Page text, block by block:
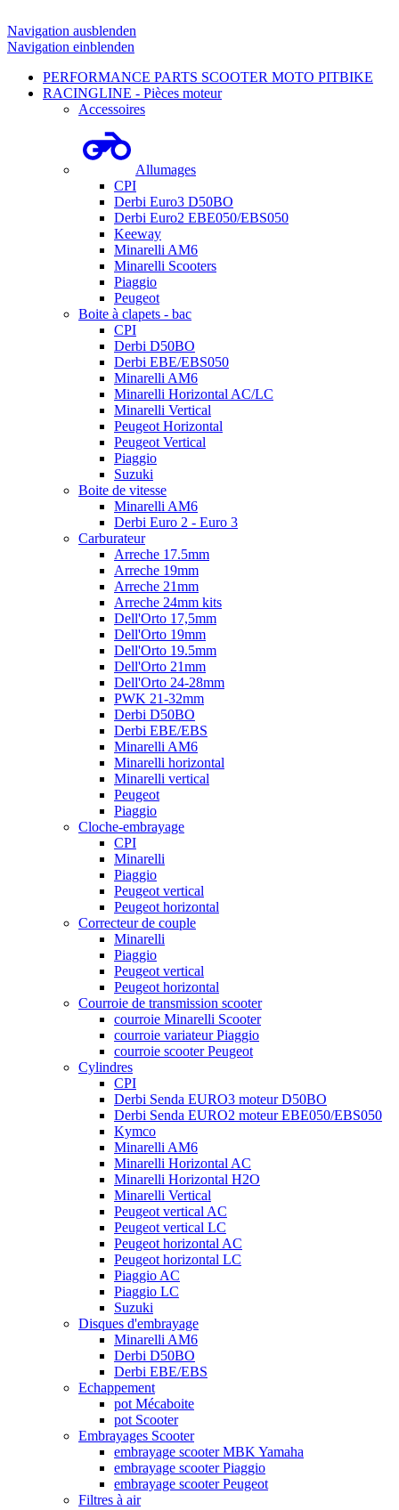
Navigation ausblenden
Navigation einblenden
PERFORMANCE PARTS SCOOTER MOTO PITBIKE
RACINGLINE - Pièces moteur
Accessoires
Allumages
CPI
Derbi Euro3 D50BO
Derbi Euro2 EBE050/EBS050
Keeway
Minarelli AM6
Minarelli Scooters
Piaggio
Peugeot
Boite à clapets - bac
CPI
Derbi D50BO
Derbi EBE/EBS050
Minarelli AM6
Minarelli Horizontal AC/LC
Minarelli Vertical
Peugeot Horizontal
Peugeot Vertical
Piaggio
Suzuki
Boite de vitesse
Minarelli AM6
Derbi Euro 2 - Euro 3
Carburateur
Arreche 17.5mm
Arreche 19mm
Arreche 21mm
Arreche 24mm kits
Dell'Orto 17,5mm
Dell'Orto 19mm
Dell'Orto 19.5mm
Dell'Orto 21mm
Dell'Orto 24-28mm
PWK 21-32mm
Derbi D50BO
Derbi EBE/EBS
Minarelli AM6
Minarelli horizontal
Minarelli vertical
Peugeot
Piaggio
Cloche-embrayage
CPI
Minarelli
Piaggio
Peugeot vertical
Peugeot horizontal
Correcteur de couple
Minarelli
Piaggio
Peugeot vertical
Peugeot horizontal
Courroie de transmission scooter
courroie Minarelli Scooter
courroie variateur Piaggio
courroie scooter Peugeot
Cylindres
CPI
Derbi Senda EURO3 moteur D50BO
Derbi Senda EURO2 moteur EBE050/EBS050
Kymco
Minarelli AM6
Minarelli Horizontal AC
Minarelli Horizontal H2O
Minarelli Vertical
Peugeot vertical AC
Peugeot vertical LC
Peugeot horizontal AC
Peugeot horizontal LC
Piaggio AC
Piaggio LC
Suzuki
Disques d'embrayage
Minarelli AM6
Derbi D50BO
Derbi EBE/EBS
Echappement
pot Mécaboite
pot Scooter
Embrayages Scooter
embrayage scooter MBK Yamaha
embrayage scooter Piaggio
embrayage scooter Peugeot
Filtres à air